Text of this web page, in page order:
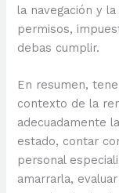
la navegación y
permisos,
debas cumplir.
En resumen,
contexto de la
adecuadamente
estado, contar
personal
amarrarla,